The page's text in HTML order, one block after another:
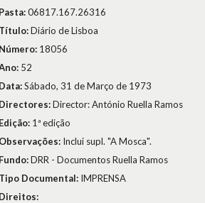
Pasta:06817.167.26316
Título:Diário de Lisboa
Número: 18056
52
Data:Sábado, 31 de Março de 1973
Directores:Director: António Ruella Ramos
Edição: 1ª edição
Observações: Inclui supl. "A Mosca".
Fundo:DRR - Documentos Ruella Ramos
Tipo Documental: IMPRENSA
Direitos: